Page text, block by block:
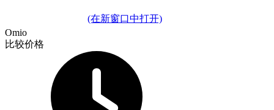
(在新窗口中打开)
Omio
比较价格